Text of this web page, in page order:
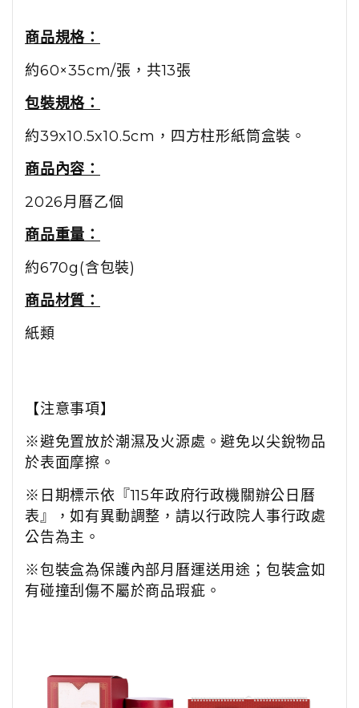
商品規格：
約60×35cm/張，共13張
包裝規格：
約39x10.5x10.5cm，四方柱形紙筒盒裝。
商品內容：
2026月曆乙個
商品重量：
約670g(含包裝)
商品材質：
紙類
【注意事項】
※避免置放於潮濕及火源處。避免以尖銳物品
於表面摩擦。
※日期標示依『115年政府行政機關辦公日曆
表』，如有異動調整，請以行政院人事行政處
公告為主。
※包裝盒為保護內部月曆運送用途；包裝盒如
有碰撞刮傷不屬於商品瑕疵。